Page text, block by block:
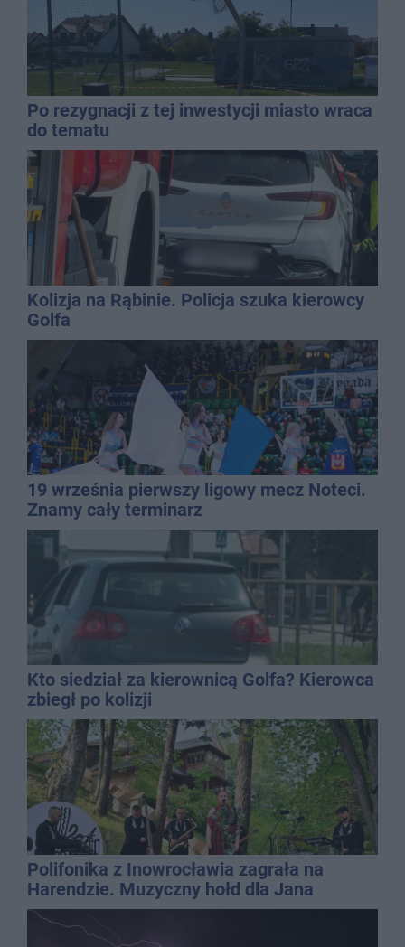
Po rezygnacji z tej inwestycji miasto wraca
do tematu
Kolizja na Rąbinie. Policja szuka kierowcy
Golfa
19 września pierwszy ligowy mecz Noteci.
Znamy cały terminarz
Kto siedział za kierownicą Golfa? Kierowca
zbiegł po kolizji
Polifonika z Inowrocławia zagrała na
Harendzie. Muzyczny hołd dla Jana
Kasprowicza